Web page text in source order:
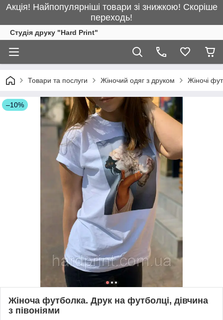
Акція! Найпопулярніші товари зі знижкою! Скоріше
переходь!
Студія друку "Hard Print"
Товари та послуги Жіночий одяг з друком Жіночі
–10%
Жіноча футболка. Друк на футболці, дівчина
з півоніями